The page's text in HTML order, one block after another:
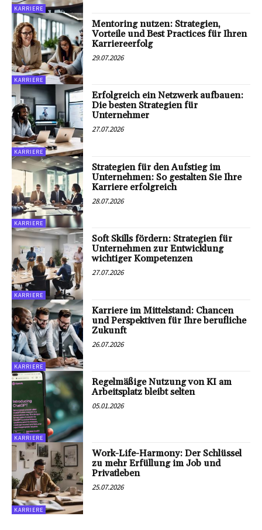
KARRIERE
KARRIERE
Mentoring nutzen: Strategien,
Vorteile und Best Practices für Ihren
Karriereerfolg
29.07.2026
KARRIERE
Erfolgreich ein Netzwerk aufbauen:
Die besten Strategien für
Unternehmer
27.07.2026
KARRIERE
Strategien für den Aufstieg im
Unternehmen: So gestalten Sie Ihre
Karriere erfolgreich
28.07.2026
KARRIERE
Soft Skills fördern: Strategien für
Unternehmen zur Entwicklung
wichtiger Kompetenzen
27.07.2026
KARRIERE
Karriere im Mittelstand: Chancen
und Perspektiven für Ihre berufliche
Zukunft
26.07.2026
KARRIERE
Regelmäßige Nutzung von KI am
Arbeitsplatz bleibt selten
05.01.2026
KARRIERE
Work-Life-Harmony: Der Schlüssel
zu mehr Erfüllung im Job und
Privatleben
25.07.2026